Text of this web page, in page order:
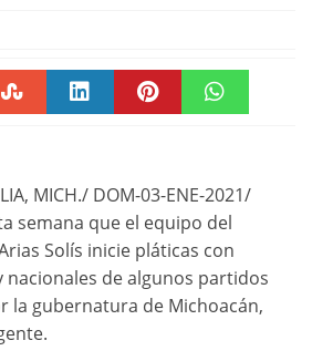
MICH./ DOM-03-ENE-2021/
semana que el equipo del
Solís inicie pláticas con
nacionales de algunos partidos
la gubernatura de Michoacán,